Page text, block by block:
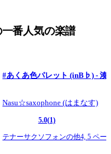
番人気の楽譜
#あくあ色パレット (inB♭) - 湊
Nasu☆saxophone (はまなす)
5.0(1)
テナーサクソフォンの他4,5 ペー